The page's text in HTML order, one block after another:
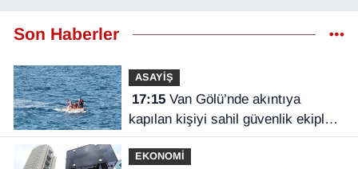
Son Haberler
ASAYİŞ
17:15Van Gölü’nde akıntıya
kapılan kişiyi sahil güvenlik ekipleri
kurtardı
EKONOMİ